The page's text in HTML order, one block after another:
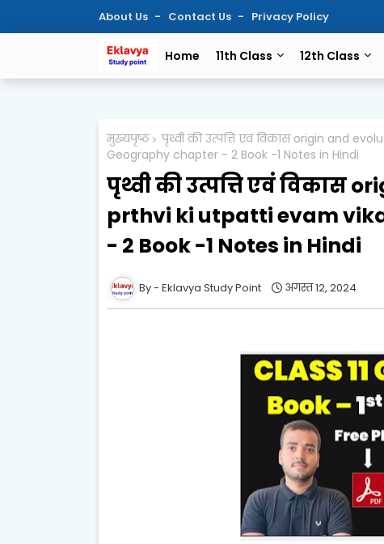
About Us Contact Us Privacy Policy
Home 11th Class 12th Class
मुख्यपृष्ठ
पृथ्वी की उत्पत्ति एवं विकास origin and
Geography chapter - 2 Book -1 Notes in Hindi
पृथ्वी की उत्पत्ति एवं विकास
prthvi ki utpatti evam
- 2 Book -1 Notes in Hindi
Eklavya Study Point अगस्त 12, 2024